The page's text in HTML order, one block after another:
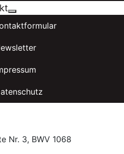
Nr. 3, BWV 1068